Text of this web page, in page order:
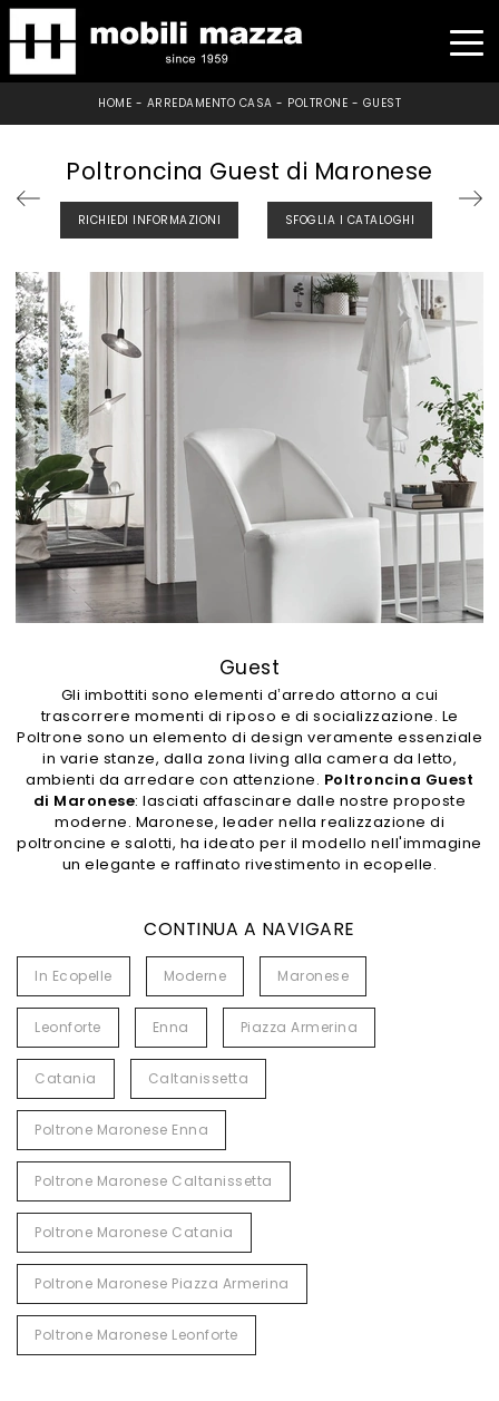
HOME - ARREDAMENTO CASA - POLTRONE - GUEST
Poltroncina Guest di Maronese
RICHIEDI INFORMAZIONI SFOGLIA I CATALOGHI
Guest
Gli imbottiti sono elementi d’arredo attorno a cui
trascorrere momenti di riposo e di socializzazione. Le
Poltrone sono un elemento di design veramente essenziale
in varie stanze, dalla zona living alla camera da letto,
ambienti da arredare con attenzione. Poltroncina Guest
di Maronese: lasciati affascinare dalle nostre proposte
moderne. Maronese, leader nella realizzazione di
poltroncine e salotti, ha ideato per il modello nell'immagine
un elegante e raffinato rivestimento in ecopelle.
CONTINUA A NAVIGARE
In Ecopelle Moderne Maronese
Leonforte Enna Piazza Armerina
Catania Caltanissetta
Poltrone Maronese Enna
Poltrone Maronese Caltanissetta
Poltrone Maronese Catania
Poltrone Maronese Piazza Armerina
Poltrone Maronese Leonforte